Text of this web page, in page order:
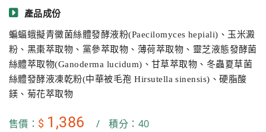
產品成份
蝙蝠蛾擬青黴菌絲體發酵液粉(Paecilomyces hepiali) 、玉米澱
粉、黑棗萃取物、黨參萃取物、薄荷萃取物、靈芝液態發酵菌
絲體萃取物(Ganoderma lucidum) 、甘草萃取物、冬蟲夏草菌
絲體發酵液凍乾粉(中華被毛孢 Hirsutella sinensis) 、硬脂酸
鎂、菊花萃取物​
售價： $ 1,386 / 積分：40